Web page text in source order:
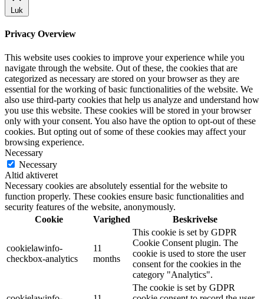
Luk
Privacy Overview
This website uses cookies to improve your experience while you
navigate through the website. Out of these, the cookies that are
categorized as necessary are stored on your browser as they are
essential for the working of basic functionalities of the website. We
also use third-party cookies that help us analyze and understand how
you use this website. These cookies will be stored in your browser
only with your consent. You also have the option to opt-out of these
cookies. But opting out of some of these cookies may affect your
browsing experience.
Necessary
Necessary
Altid aktiveret
Necessary cookies are absolutely essential for the website to
function properly. These cookies ensure basic functionalities and
security features of the website, anonymously.
Cookie
Varighed Beskrivelse
cookielawinfo-
checkbox-analytics
11
months
This cookie is set by GDPR
Cookie Consent plugin. The
cookie is used to store the user
consent for the cookies in the
category "Analytics".
The cookie is set by GDPR